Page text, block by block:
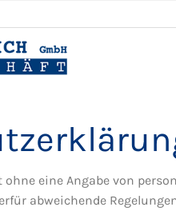
eine Angabe von
abweichende